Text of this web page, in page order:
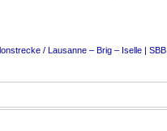
/ Lausanne – Brig – Iselle | SBB